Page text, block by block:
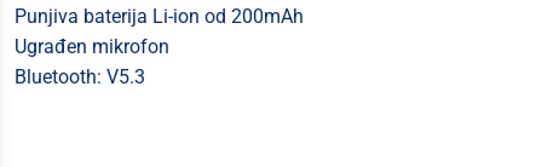
Punjiva baterija Li-ion od 200mAh
Ugrađen mikrofon
Bluetooth: V5.3